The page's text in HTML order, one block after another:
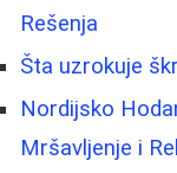
Rešenja
Šta uzrokuje
Nordijsko
Mršavljenje i